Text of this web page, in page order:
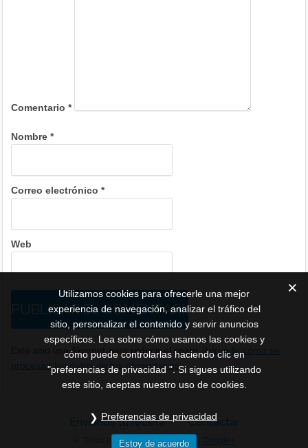
Comentario*
Nombre*
Correo electrónico*
Web
Este sitio usa Akismet para reducir el spam.
Aprende cómo se
procesan los datos de tus comentarios.
Envíanos tu receta Contactar
© Todos los derechos reservados.
Utilizamos cookies para ofrecerle una mejor
experiencia de navegación, analizar el tráfico del
sitio, personalizar el contenido y servir anuncios
específicos. Lea sobre cómo usamos las cookies y
cómo puede controlarlas haciendo clic en
"preferencias de privacidad ". Si sigues utilizando
este sitio, aceptas nuestro uso de cookies.
Preferencias de privacidad
Estoy de acuerdo